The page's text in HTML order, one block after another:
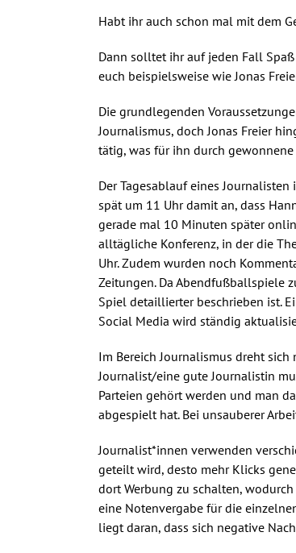
Habt ihr auch schon mal mit dem
Dann solltet ihr auf jeden Fall
euch beispielsweise wie Jonas
Die grundlegenden
Journalismus, doch Jonas Freier
tätig, was für ihn durch
Der Tagesablauf eines
spät um 11 Uhr damit an, dass
gerade mal 10 Minuten später
alltägliche Konferenz, in der die
Uhr. Zudem wurden noch
Zeitungen. Da Abendfußballspiele
Spiel detaillierter beschrieben ist.
Social Media wird ständig
Im Bereich Journalismus dreht
Journalist/eine gute Journalistin
Parteien gehört werden und man
abgespielt hat. Bei unsauberer
Journalist*innen verwenden
geteilt wird, desto mehr Klicks
dort Werbung zu schalten,
eine Notenvergabe für die
liegt daran, dass sich negative